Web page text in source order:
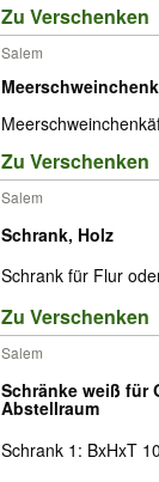
Zu Verschenken
Salem
Zu Verschenken
Salem
Schrank, Holz
Schrank für Flur
Zu Verschenken
Salem
Schränke weiß für
Abstellraum
Schrank 1: BxHxT